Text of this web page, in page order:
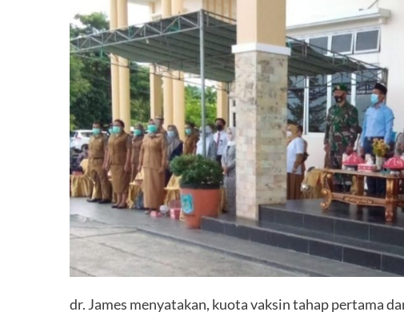
dr. James menyatakan, kuota vaksin tahap pertama